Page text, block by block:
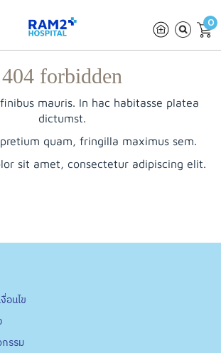
0
404 forbidden
mauris. In hac habitasse platea
dictumst.
quam, fringilla maximus sem.
sit amet, consectetur adipiscing elit.
อนไข
กรรม